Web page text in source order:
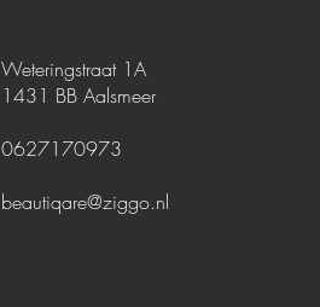
Weteringstraat 1A
1431 BB Aalsmeer
0627170973
beautiqare@ziggo.nl